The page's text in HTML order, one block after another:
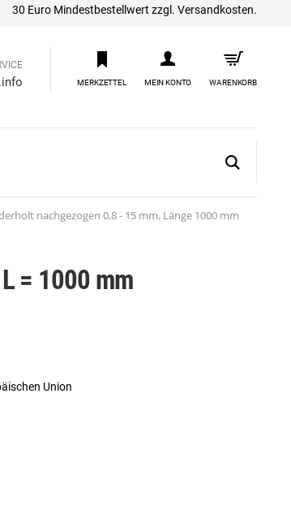
30 Euro Mindestbestellwert zzgl. Versandkosten.
MERKZETTEL MEIN KONTO WARENKORB
nachgezogen 0,8 - 15 mm, Länge 1000 mm
= 1000 mm
Union